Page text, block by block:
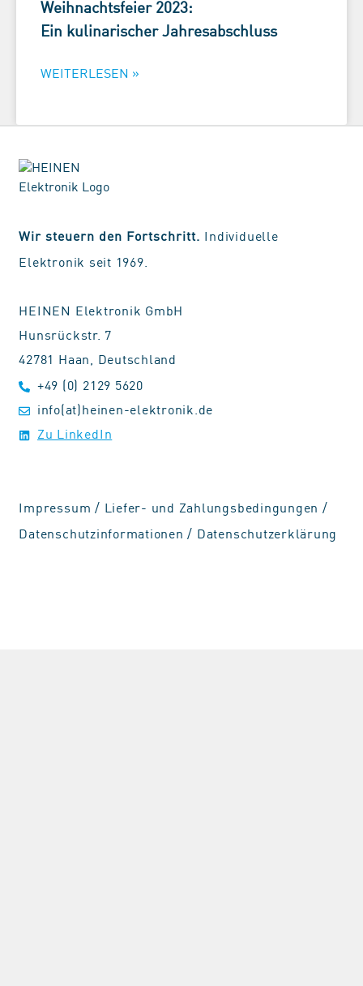
Weihnachtsfeier 2023:
Ein kulinarischer Jahresabschluss
WEITERLESEN »
Wir steuern den Fortschritt. Individuelle
Elektronik seit 1969.
HEINEN Elektronik GmbH
Hunsrückstr. 7
42781 Haan, Deutschland
+49 (0) 2129 5620
info(at)heinen-elektronik.de
Zu LinkedIn
Impressum/ Liefer- und Zahlungsbedingungen /
Datenschutzinformationen/ Datenschutzerklärung